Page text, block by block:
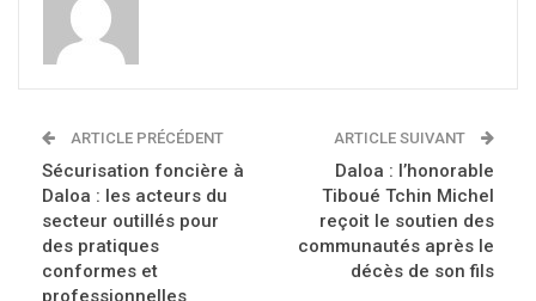
ARTICLE PRÉCÉDENT
Sécurisation foncière à
Daloa : les acteurs du
secteur outillés pour
des pratiques
conformes et
professionnelles
ARTICLE SUIVANT
Daloa : l’honorable
Tiboué Tchin Michel
reçoit le soutien des
communautés après le
décès de son fils